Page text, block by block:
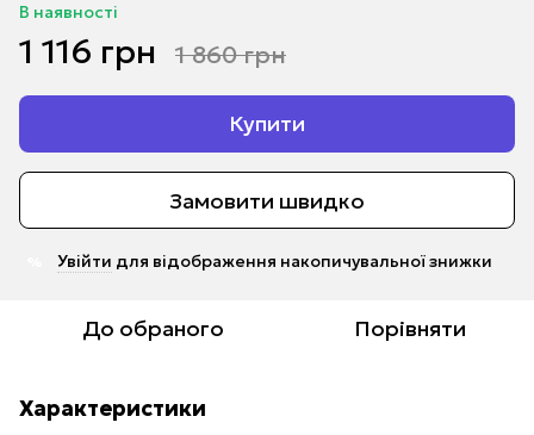
В наявності
1 116 грн 1 860 грн
Купити
Замовити швидко
Увійти для відображення накопичувальної знижки
До обраного Порівняти
Характеристики